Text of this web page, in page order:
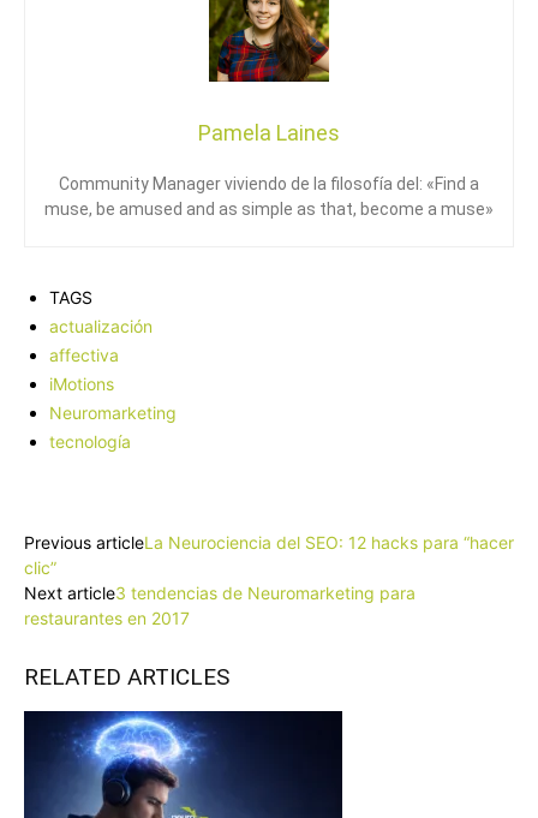
Pamela Laines
Community Manager viviendo de la filosofía del: «Find a
muse, be amused and as simple as that, become a muse»
TAGS
actualización
affectiva
iMotions
Neuromarketing
tecnología
Previous articleLa Neurociencia del SEO: 12 hacks para “hacer
clic”
Next article3 tendencias de Neuromarketing para
restaurantes en 2017
RELATED ARTICLES